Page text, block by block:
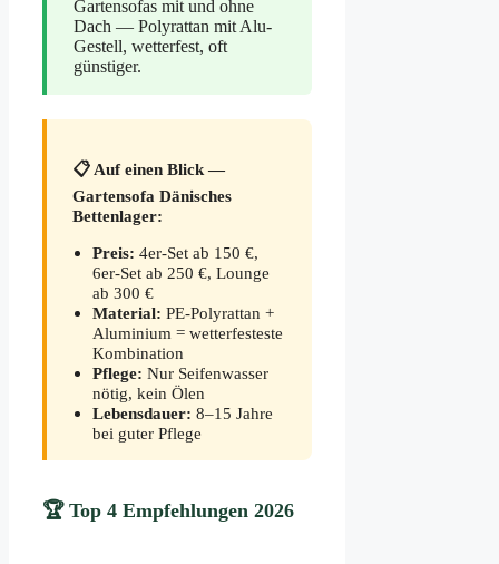
Gartensofas mit und ohne
Dach — Polyrattan mit Alu-
Gestell, wetterfest, oft
günstiger.
📋 Auf einen Blick —
Gartensofa Dänisches
Bettenlager:
Preis: 4er-Set ab 150 €,
6er-Set ab 250 €, Lounge
ab 300 €
Material: PE-Polyrattan +
Aluminium = wetterfesteste
Kombination
Pflege: Nur Seifenwasser
nötig, kein Ölen
Lebensdauer: 8–15 Jahre
bei guter Pflege
🏆 Top 4 Empfehlungen 2026